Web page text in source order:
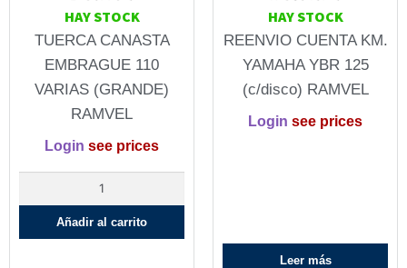
HAY STOCK
TUERCA CANASTA
EMBRAGUE 110
VARIAS (GRANDE)
RAMVEL
Login see prices
Añadir al carrito
HAY STOCK
REENVIO CUENTA KM.
YAMAHA YBR 125
(c/disco) RAMVEL
Login see prices
Leer más